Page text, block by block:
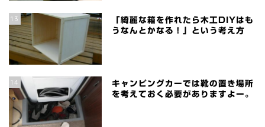
13
「綺麗な箱を作れたら木工DIYはも
うなんとかなる！」という考え方
14
キャンピングカーでは靴の置き場所
を考えておく必要がありますよー。